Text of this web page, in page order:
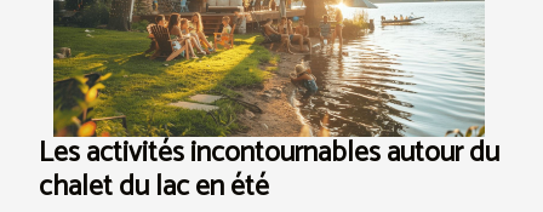
Les activités incontournables autour du
chalet du lac en été